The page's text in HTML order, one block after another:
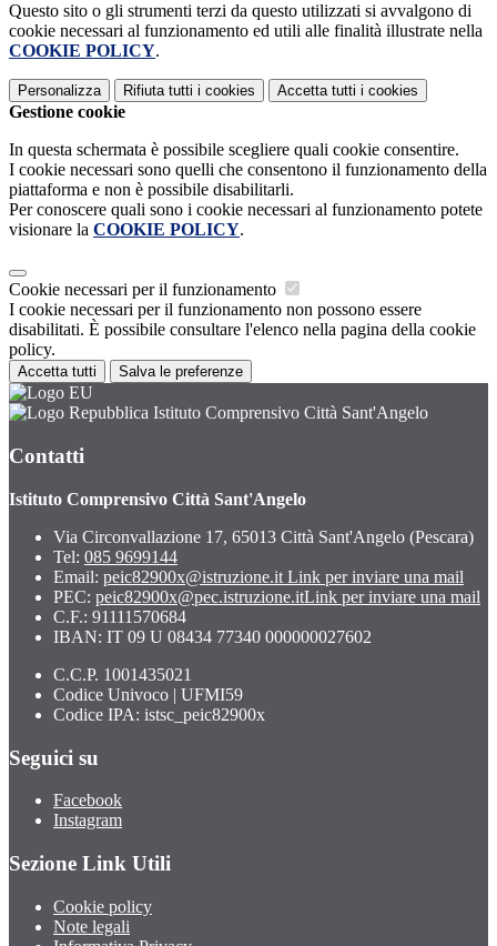
Questo sito o gli strumenti terzi da questo utilizzati si avvalgono di
cookie necessari al funzionamento ed utili alle finalità illustrate nella
COOKIE POLICY.
Personalizza Rifiuta tutti i cookies Accetta tutti i cookies
Gestione cookie
In questa schermata è possibile scegliere quali cookie consentire.
I cookie necessari sono quelli che consentono il funzionamento della
piattaforma e non è possibile disabilitarli.
Per conoscere quali sono i cookie necessari al funzionamento potete
visionare la COOKIE POLICY.
Cookie necessari per il funzionamento
I cookie necessari per il funzionamento non possono essere
disabilitati. È possibile consultare l'elenco nella pagina della cookie
policy.
Accetta tutti Salva le preferenze
Istituto Comprensivo Città Sant'Angelo
Contatti
Istituto Comprensivo Città Sant'Angelo
Via Circonvallazione 17, 65013 Città Sant'Angelo (Pescara)
Tel: 085 9699144
Email: peic82900x@istruzione.it Link per inviare una mail
PEC: peic82900x@pec.istruzione.itLink per inviare una mail
C.F.: 91111570684
IBAN: IT 09 U 08434 77340 000000027602
C.C.P. 1001435021
Codice Univoco | UFMI59
Codice IPA: istsc_peic82900x
Seguici su
Facebook
Instagram
Sezione Link Utili
Cookie policy
Note legali